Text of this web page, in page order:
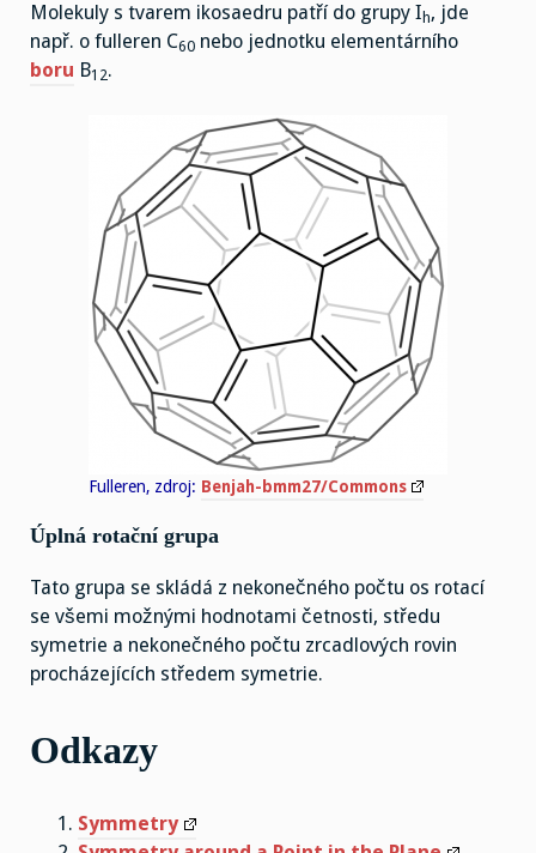
Molekuly s tvarem ikosaedru patří do grupy I h, jde
např. o fulleren C60 nebo jednotku elementárního
boru B12.
Fulleren, zdroj: Benjah-bmm27/Commons
Úplná rotační grupa
Tato grupa se skládá z nekonečného počtu os rotací
se všemi možnými hodnotami četnosti, středu
symetrie a nekonečného počtu zrcadlových rovin
procházejících středem symetrie.
Odkazy
Symmetry